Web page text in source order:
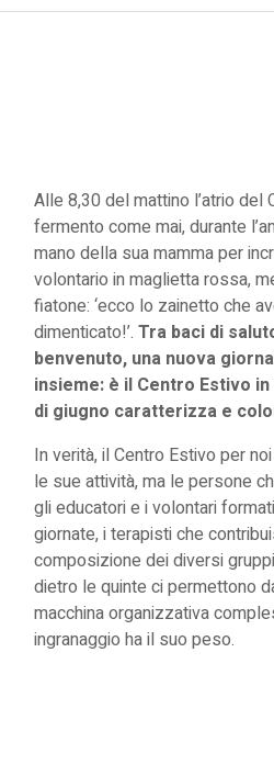
Alle 8,30 del mattino l’atrio del
fermento come mai, durante
mano della sua mamma per
volontario in maglietta rossa,
fiatone: ‘ecco lo zainetto che
dimenticato!’. Tra baci di
benvenuto, una nuova
insieme: è il Centro Estivo
di giugno caratterizza e
In verità, il Centro Estivo per
le sue attività, ma le persone
gli educatori e i volontari
giornate, i terapisti che
composizione dei diversi
dietro le quinte ci permettono
macchina organizzativa
ingranaggio ha il suo peso.